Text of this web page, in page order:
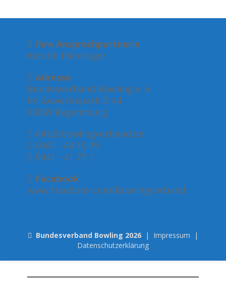
Ihre Ansprechpartnerin
Kerstin Plentinger
Adresse
Bundesverband Bowling e. V.
Im Gewerbepark D 44
93059 Regensburg
info@bowlingverband.de
0941 - 40 10 79
0941 - 41 77 1
Facebook
www.facebook.com/Bowlingverband
Bundesverband Bowling 2026 | Impressum
|
Datenschutzerklärung